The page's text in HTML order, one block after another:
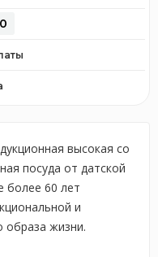
0
высокая со
посуда от датской
более 60 лет
и
образа жизни.